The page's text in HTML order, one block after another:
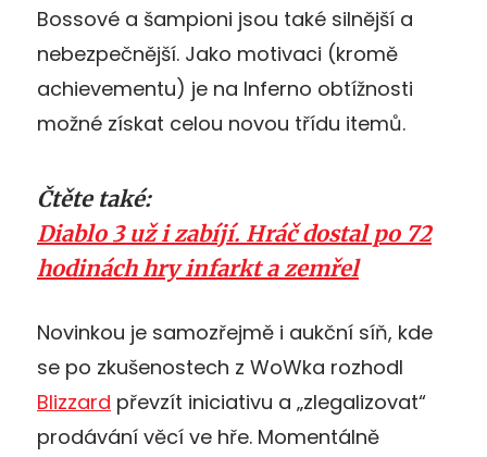
Bossové a šampioni jsou také silnější a
nebezpečnější. Jako motivaci (kromě
achievementu) je na Inferno obtížnosti
možné získat celou novou třídu itemů.
Čtěte také:
Diablo 3 už i zabíjí. Hráč dostal po 72
hodinách hry infarkt a zemřel
Novinkou je samozřejmě i aukční síň, kde
se po zkušenostech z WoWka rozhodl
Blizzard převzít iniciativu a „zlegalizovat“
prodávání věcí ve hře. Momentálně